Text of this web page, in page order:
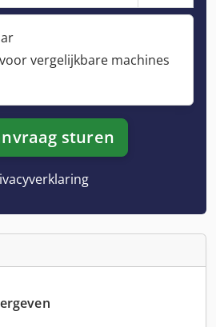
vergelijkbare machines
sturen